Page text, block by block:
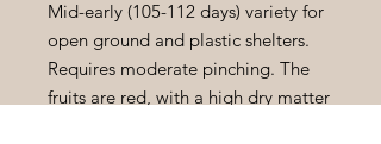
Mid-early (105-112 days) variety for
open ground and plastic shelters.
Requires moderate pinching. The
fruits are red, with a high dry matter